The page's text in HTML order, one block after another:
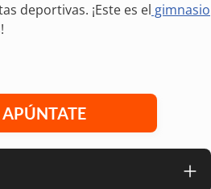
deportivas. ¡Este es el gimnasio
APÚNTATE